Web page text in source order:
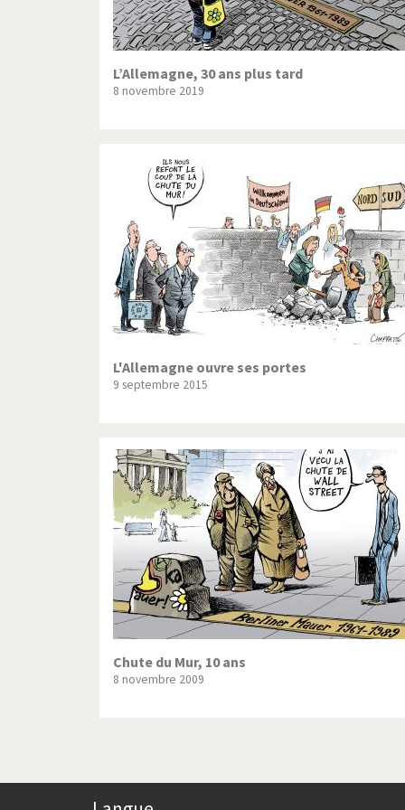
L’Allemagne, 30 ans plus tard
8 novembre 2019
L'Allemagne ouvre ses portes
9 septembre 2015
Chute du Mur, 10 ans
8 novembre 2009